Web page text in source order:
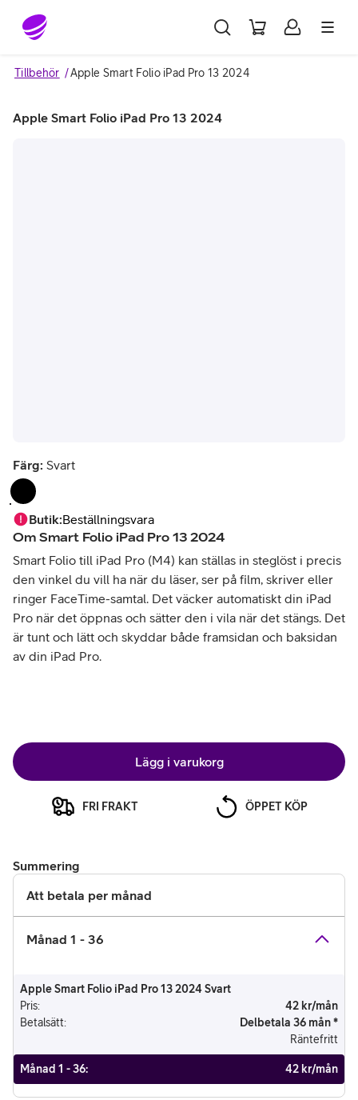
Gå till sidans innehåll
Tillbehör Apple Smart Folio iPad Pro 13 2024
Apple Smart Folio iPad Pro 13 2024
Färg: Svart
Butik:Beställningsvara
Om Smart Folio iPad Pro 13 2024
Smart Folio till iPad Pro (M4) kan ställas in steglöst i precis
den vinkel du vill ha när du läser, ser på film, skriver eller
ringer FaceTime-samtal. Det väcker automatiskt din iPad
Pro när det öppnas och sätter den i vila när det stängs. Det
är tunt och lätt och skyddar både framsidan och baksidan
av din iPad Pro.
Lägg i varukorg
FRI FRAKT ÖPPET KÖP
Summering
Att betala per månad
Månad 1 - 36
Apple Smart Folio iPad Pro 13 2024 Svart
Pris:
42 kr/mån
Betalsätt:
Delbetala 36 mån *
Räntefritt
Månad 1 - 36: 42 kr/mån